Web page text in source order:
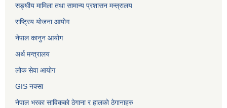
सङ्‍घीय मामिला तथा सामान्य प्रशासन मन्त्रालय
राष्ट्रिय योजना आयोग
नेपाल कानुन आयोग
अर्थ मन्त्रालय
लोक सेवा आयोग
GIS नक्सा
नेपाल भरका साविककाे ठेगाना र हालकाे ठेगानाहरु